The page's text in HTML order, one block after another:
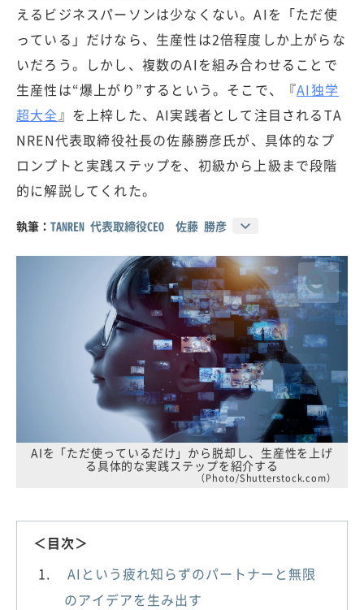
えるビジネスパーソンは少なくない。AIを「ただ使
っている」だけなら、生産性は2倍程度しか上がらな
いだろう。しかし、複数のAIを組み合わせることで
生産性は“爆上がり”するという。そこで、『AI独学
超大全』を上梓した、AI実践者として注目されるTA
NREN代表取締役社長の佐藤勝彦氏が、具体的なプ
ロンプトと実践ステップを、初級から上級まで段階
的に解説してくれた。
執筆： TANREN 代表取締役CEO 佐藤 勝彦
AIを「ただ使っているだけ」から脱却し、生産性を上げ
る具体的な実践ステップを紹介する
（Photo/Shutterstock.com）
＜目次＞
AIという疲れ知らずのパートナーと無限
のアイデアを生み出す